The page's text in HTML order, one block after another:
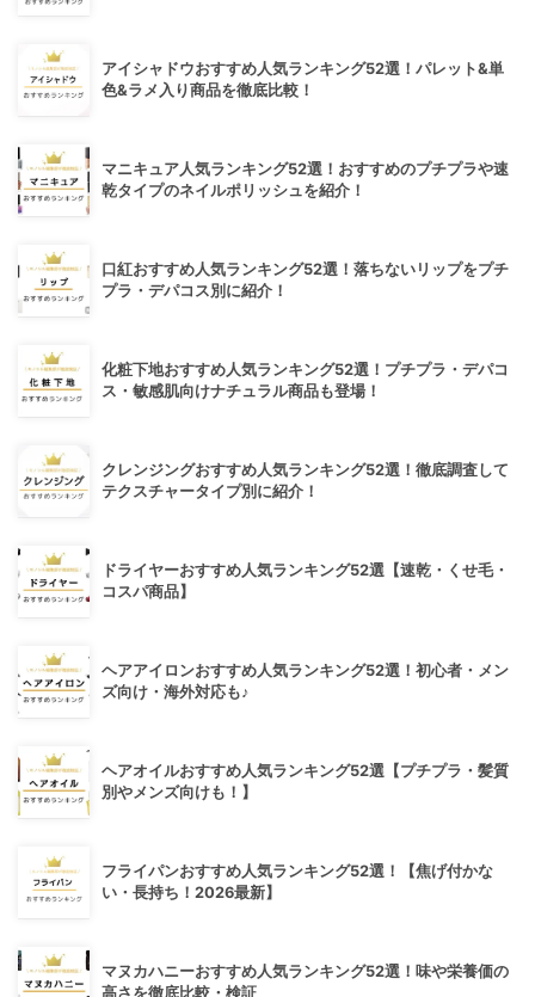
アイシャドウおすすめ人気ランキング52選！パレット&単
色&ラメ入り商品を徹底比較！
マニキュア人気ランキング52選！おすすめのプチプラや速
乾タイプのネイルポリッシュを紹介！
口紅おすすめ人気ランキング52選！落ちないリップをプチ
プラ・デパコス別に紹介！
化粧下地おすすめ人気ランキング52選！プチプラ・デパコ
ス・敏感肌向けナチュラル商品も登場！
クレンジングおすすめ人気ランキング52選！徹底調査して
テクスチャータイプ別に紹介！
ドライヤーおすすめ人気ランキング52選【速乾・くせ毛・
コスパ商品】
ヘアアイロンおすすめ人気ランキング52選！初心者・メン
ズ向け・海外対応も♪
ヘアオイルおすすめ人気ランキング52選【プチプラ・髪質
別やメンズ向けも！】
フライパンおすすめ人気ランキング52選！【焦げ付かな
い・長持ち！2026最新】
マヌカハニーおすすめ人気ランキング52選！味や栄養価の
高さを徹底比較・検証